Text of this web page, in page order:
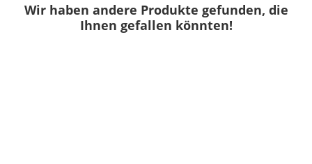
Wir haben andere Produkte gefunden, die
Ihnen gefallen könnten!